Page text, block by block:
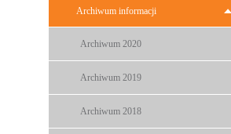
Archiwum informacji
Archiwum 2020
Archiwum 2019
Archiwum 2018